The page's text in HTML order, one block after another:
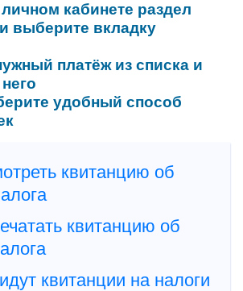
кабинете раздел
выберите вкладку
платёж из списка и
удобный способ
квитанцию об
квитанцию об
квитанции на налоги